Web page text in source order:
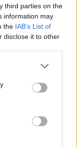
third parties on the
information may
the IAB’s List of
disclose it to other
or more Google
You may click to
party tags to
in below Google
50 /50
2000 /2000
ισχύουν